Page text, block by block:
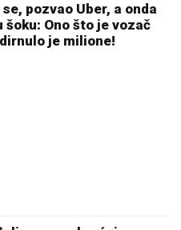
pozvao Uber, a onda
šoku: Ono što je vozač
je milione!